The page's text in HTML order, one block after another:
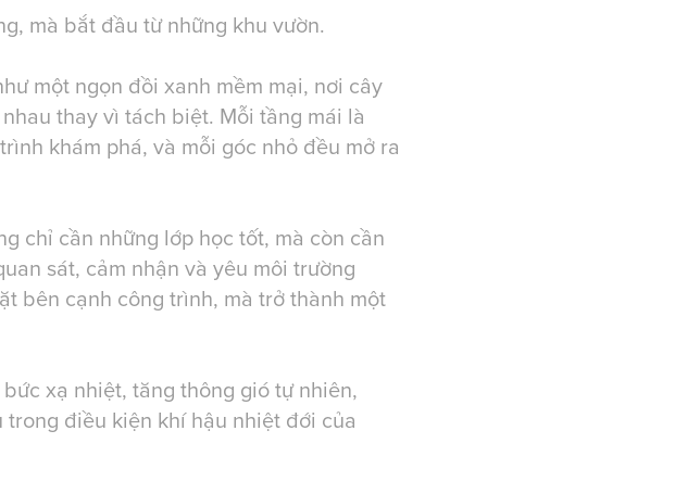
mà bắt đầu từ những khu vườn.
một ngọn đồi xanh mềm mại, nơi cây
thay vì tách biệt. Mỗi tầng mái là
khám phá, và mỗi góc nhỏ đều mở ra
chỉ cần những lớp học tốt, mà còn cần
sát, cảm nhận và yêu môi trường
bên cạnh công trình, mà trở thành một
xạ nhiệt, tăng thông gió tự nhiên,
điều kiện khí hậu nhiệt đới của